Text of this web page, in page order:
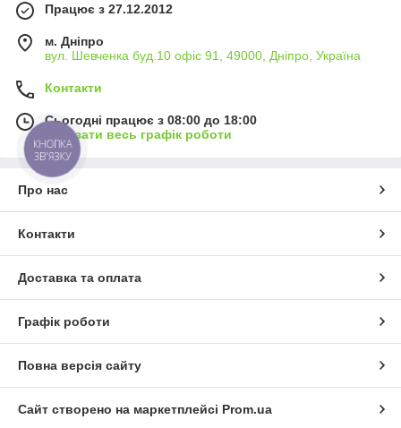
Працює з 27.12.2012
м. Дніпро
вул. Шевченка буд.10 офіс 91, 49000, Дніпро, Україна
Контакти
Сьогодні працює з 08:00 до 18:00
Показати весь графік роботи
Про нас
Контакти
Доставка та оплата
Графік роботи
Повна версія сайту
Сайт створено на маркетплейсі Prom.ua
КНОПКА
ЗВ'ЯЗКУ